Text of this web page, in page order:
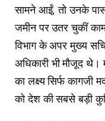
सामने आईं, तो उनके पास
जमीन पर उतर चुकीं
विभाग के अपर मुख्य
अधिकारी भी मौजूद
का लक्ष्य सिर्फ कागजी
को देश की सबसे बड़ी